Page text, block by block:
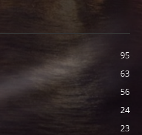
95
63
56
24
23